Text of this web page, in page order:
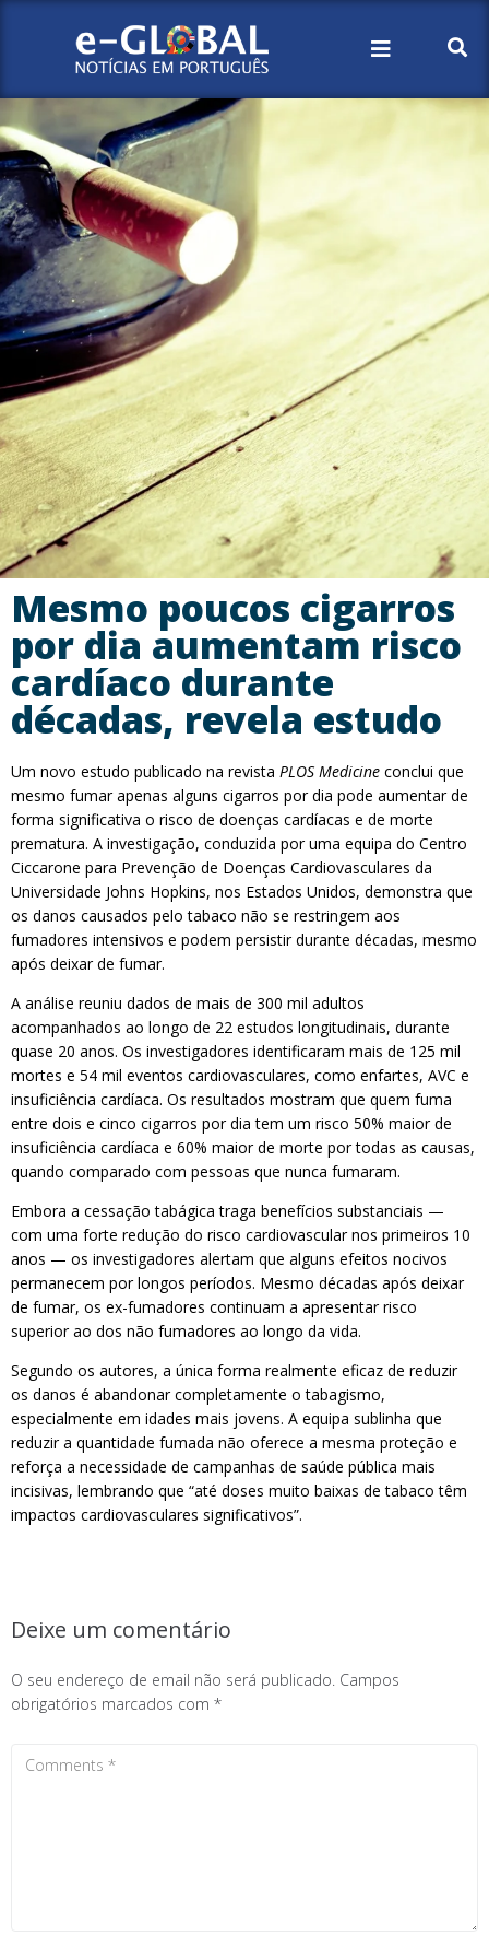
Mesmo poucos cigarros
por dia aumentam risco
cardíaco durante
décadas, revela estudo
Um novo estudo publicado na revista PLOS Medicine conclui que
mesmo fumar apenas alguns cigarros por dia pode aumentar de
forma significativa o risco de doenças cardíacas e de morte
prematura. A investigação, conduzida por uma equipa do Centro
Ciccarone para Prevenção de Doenças Cardiovasculares da
Universidade Johns Hopkins, nos Estados Unidos, demonstra que
os danos causados pelo tabaco não se restringem aos
fumadores intensivos e podem persistir durante décadas, mesmo
após deixar de fumar.
A análise reuniu dados de mais de 300 mil adultos
acompanhados ao longo de 22 estudos longitudinais, durante
quase 20 anos. Os investigadores identificaram mais de 125 mil
mortes e 54 mil eventos cardiovasculares, como enfartes, AVC e
insuficiência cardíaca. Os resultados mostram que quem fuma
entre dois e cinco cigarros por dia tem um risco 50% maior de
insuficiência cardíaca e 60% maior de morte por todas as causas,
quando comparado com pessoas que nunca fumaram.
Embora a cessação tabágica traga benefícios substanciais —
com uma forte redução do risco cardiovascular nos primeiros 10
anos — os investigadores alertam que alguns efeitos nocivos
permanecem por longos períodos. Mesmo décadas após deixar
de fumar, os ex-fumadores continuam a apresentar risco
superior ao dos não fumadores ao longo da vida.
Segundo os autores, a única forma realmente eficaz de reduzir
os danos é abandonar completamente o tabagismo,
especialmente em idades mais jovens. A equipa sublinha que
reduzir a quantidade fumada não oferece a mesma proteção e
reforça a necessidade de campanhas de saúde pública mais
incisivas, lembrando que “até doses muito baixas de tabaco têm
impactos cardiovasculares significativos”.
Deixe um comentário
O seu endereço de email não será publicado. Campos
obrigatórios marcados com *